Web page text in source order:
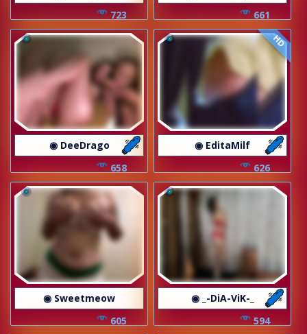
723
661
◉ DeeDrago
658
HD
◉ EditaMilf
626
◉ Sweetmeow
605
◉ _-DiA-ViK-_
594